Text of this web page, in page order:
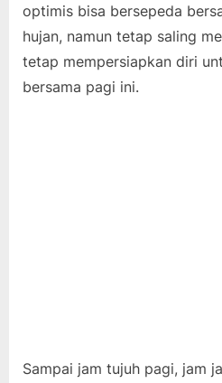
optimis bisa bersepeda
hujan, namun tetap saling
tetap mempersiapkan diri
bersama pagi ini.
Sampai jam tujuh pagi, jam